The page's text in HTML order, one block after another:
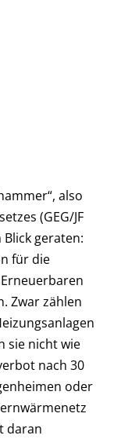
also
(GEG/JF
geraten:
für die
Zwar zählen
sie nicht wie
nach 30
oder
daran